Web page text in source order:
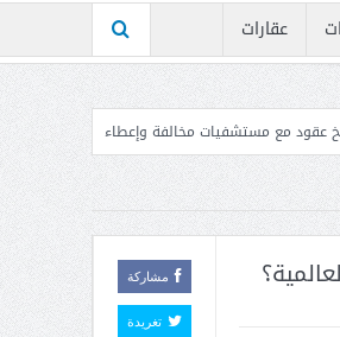
عقارات
وإعطاء مهل نهائية وتوجيه إنذارات
مشاركة
تغريدة